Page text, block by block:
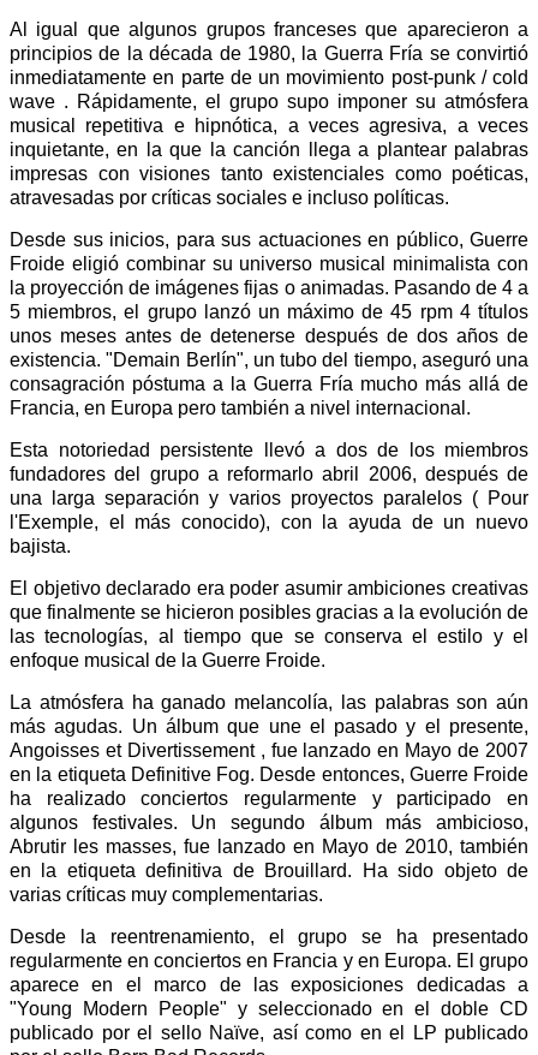
Al igual que algunos grupos franceses que aparecieron a
principios de la década de 1980, la Guerra Fría se convirtió
inmediatamente en parte de un movimiento post-punk / cold
wave . Rápidamente, el grupo supo imponer su atmósfera
musical repetitiva e hipnótica, a veces agresiva, a veces
inquietante, en la que la canción llega a plantear palabras
impresas con visiones tanto existenciales como poéticas,
atravesadas por críticas sociales e incluso políticas.
Desde sus inicios, para sus actuaciones en público, Guerre
Froide eligió combinar su universo musical minimalista con
la proyección de imágenes fijas o animadas. Pasando de 4 a
5 miembros, el grupo lanzó un máximo de 45 rpm 4 títulos
unos meses antes de detenerse después de dos años de
existencia. "Demain Berlín", un tubo del tiempo, aseguró una
consagración póstuma a la Guerra Fría mucho más allá de
Francia, en Europa pero también a nivel internacional.
Esta notoriedad persistente llevó a dos de los miembros
fundadores del grupo a reformarlo abril 2006, después de
una larga separación y varios proyectos paralelos ( Pour
l'Exemple, el más conocido), con la ayuda de un nuevo
bajista.
El objetivo declarado era poder asumir ambiciones creativas
que finalmente se hicieron posibles gracias a la evolución de
las tecnologías, al tiempo que se conserva el estilo y el
enfoque musical de la Guerre Froide.
La atmósfera ha ganado melancolía, las palabras son aún
más agudas. Un álbum que une el pasado y el presente,
Angoisses et Divertissement , fue lanzado en Mayo de 2007
en la etiqueta Definitive Fog. Desde entonces, Guerre Froide
ha realizado conciertos regularmente y participado en
algunos festivales. Un segundo álbum más ambicioso,
Abrutir les masses, fue lanzado en Mayo de 2010, también
en la etiqueta definitiva de Brouillard. Ha sido objeto de
varias críticas muy complementarias.
Desde la reentrenamiento, el grupo se ha presentado
regularmente en conciertos en Francia y en Europa. El grupo
aparece en el marco de las exposiciones dedicadas a
"Young Modern People" y seleccionado en el doble CD
publicado por el sello Naïve, así como en el LP publicado